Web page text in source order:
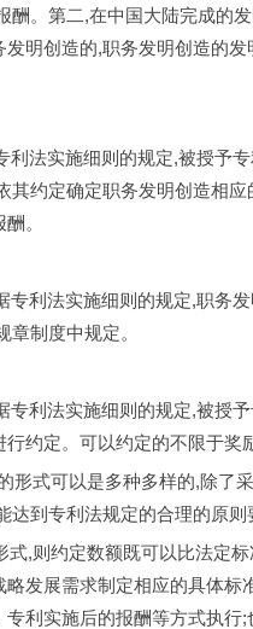
酬。第二,在中国大陆完成的
明创造的,职务发明创造的
法实施细则的规定,被授予
其约定确定职务发明创造相
。
利法实施细则的规定,职务
制度中规定。
利法实施细则的规定,被授
约定。可以约定的不限于奖
式可以是多种多样的,除了
到专利法规定的合理的原则
则约定数额既可以比法定标
发展需求制定相应的具体
利实施后的报酬等方式执